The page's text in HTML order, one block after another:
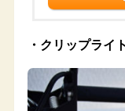
・クリップライ